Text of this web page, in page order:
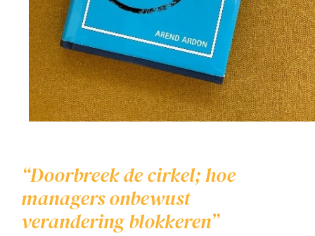
“Doorbreek de cirkel; hoe
managers onbewust
verandering blokkeren”